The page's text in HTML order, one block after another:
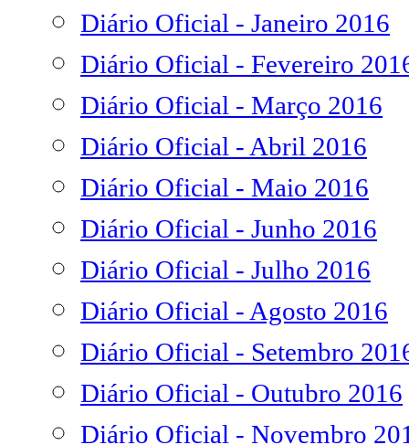
Diário Oficial - Janeiro 2016
Diário Oficial - Fevereiro
Diário Oficial - Março 2016
Diário Oficial - Abril 2016
Diário Oficial - Maio 2016
Diário Oficial - Junho 2016
Diário Oficial - Julho 2016
Diário Oficial - Agosto 2016
Diário Oficial - Setembro
Diário Oficial - Outubro 2016
Diário Oficial - Novembro